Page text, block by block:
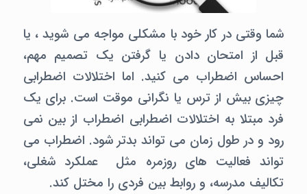
شما وقتی در کار خود با مشکلی مواجه می شوید ، یا
قبل از امتحان دادن یا گرفتن یک تصمیم مهم،
احساس اضطراب می کنید. اما اختلالات اضطرابی
چیزی بیش از ترس یا نگرانی موقت است. برای یک
فرد مبتلا به اختلالات اضطرابی اضطراب از بین نمی
رود و در طول زمان می تواند بدتر شود. اضطراب می
تواند فعالیت های روزمره مثل عملکرد شغلی،
تکالیف مدرسه، و روابط بین فردی را مختل کند.